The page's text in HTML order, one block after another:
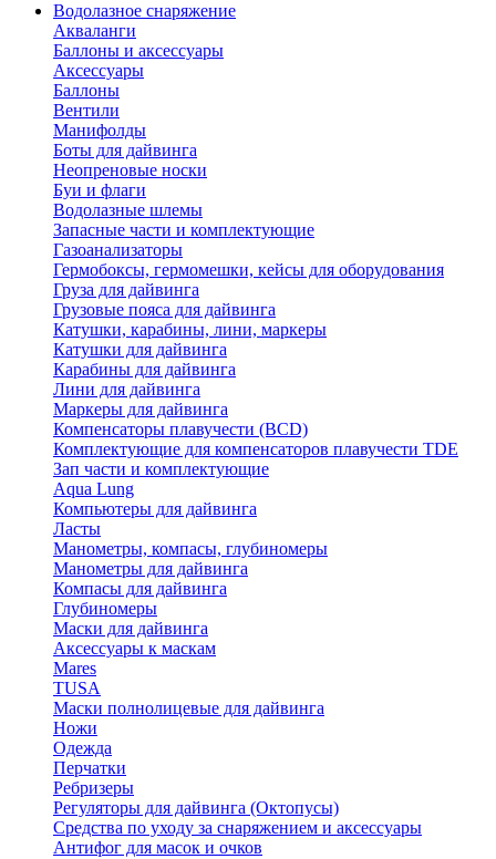
Водолазное снаряжение
Акваланги
Баллоны и аксессуары
Аксессуары
Баллоны
Вентили
Манифолды
Боты для дайвинга
Неопреновые носки
Буи и флаги
Водолазные шлемы
Запасные части и комплектующие
Газоанализаторы
Гермобоксы, гермомешки, кейсы для оборудования
Груза для дайвинга
Грузовые пояса для дайвинга
Катушки, карабины, лини, маркеры
Катушки для дайвинга
Карабины для дайвинга
Лини для дайвинга
Маркеры для дайвинга
Компенсаторы плавучести (BCD)
Комплектующие для компенсаторов плавучести TDE
Зап части и комплектующие
Aqua Lung
Компьютеры для дайвинга
Ласты
Манометры, компасы, глубиномеры
Манометры для дайвинга
Компасы для дайвинга
Глубиномеры
Маски для дайвинга
Аксессуары к маскам
Mares
TUSA
Маски полнолицевые для дайвинга
Ножи
Одежда
Перчатки
Ребризеры
Регуляторы для дайвинга (Октопусы)
Средства по уходу за снаряжением и аксессуары
Антифог для масок и очков